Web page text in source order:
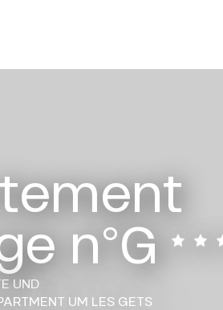
n°G
UND
UM LES GETS